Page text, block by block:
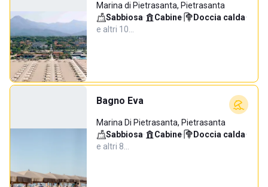
Marina di Pietrasanta, Pietrasanta
Sabbiosa· Cabine· Doccia calda·
e altri 10…
Bagno Eva
Marina Di Pietrasanta, Pietrasanta
Sabbiosa· Cabine· Doccia calda·
e altri 8…